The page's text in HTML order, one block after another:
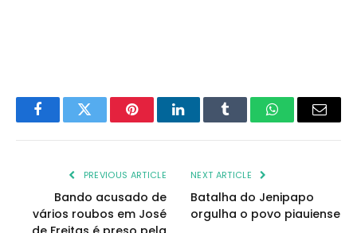
FacebookTwitter PinterestLinkedInTumblr WhatsAppEmail
PREVIOUS ARTICLE
Bando acusado de
vários roubos em José
NEXT ARTICLE
Batalha do Jenipapo
orgulha o povo piauiense